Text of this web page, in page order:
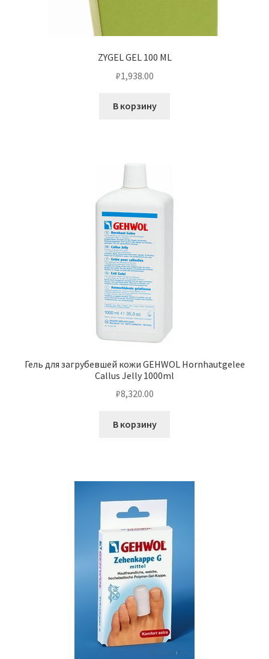
ZYGEL GEL 100 ML
₽1,938.00
В корзину
Гель для загрубевшей кожи GEHWOL Hornhautgelee
Callus Jelly 1000ml
₽8,320.00
В корзину